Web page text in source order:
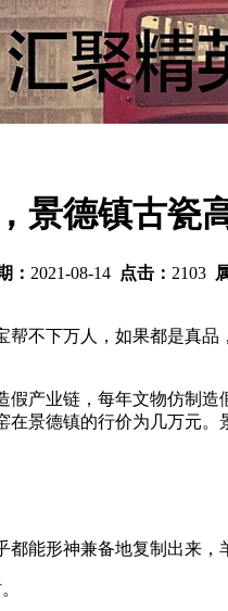
景德镇古瓷
： 2021-08-14 点击： 2103
帮不下万人，如果都是真
假产业链，每年文物仿制
景德镇的行价为几万元
能形神兼备地复制出来